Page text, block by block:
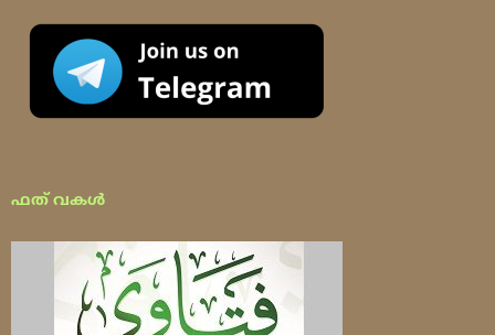
ഫത് വകൾ